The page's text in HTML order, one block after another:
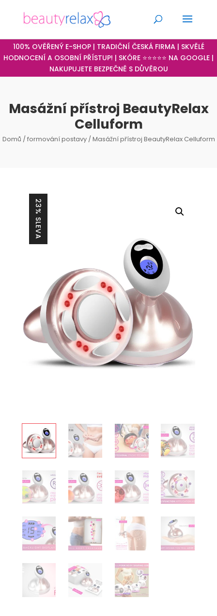
100% OVĚŘENÝ E-SHOP | TRADIČNÍ ČESKÁ FIRMA | SKVĚLÉ
HODNOCENÍ A OSOBNÍ PŘÍSTUP! | SKÓRE ⭐⭐⭐⭐⭐ NA GOOGLE |
NAKUPUJETE BEZPEČNĚ S DŮVĚROU
Masážní přístroj BeautyRelax
Celluform
Domů /formování postavy/ Masážní přístroj BeautyRelax Celluform
23% SLEVA